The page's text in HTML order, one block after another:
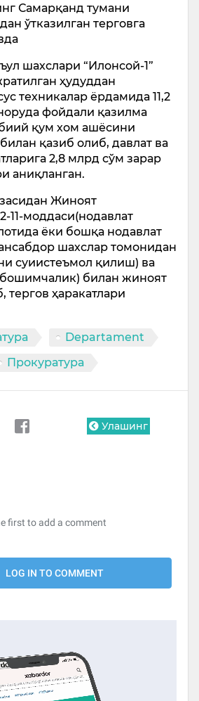
Самарқанд тумани
ўтказилган терговга
шахслари “Илонсой-1”
ҳудуддан
техникалар ёрдамида 11,2
фойдали қазилма
қум хом ашёсини
қазиб олиб, давлат ва
2,8 млрд сўм зарар
аниқланган.
Жиноят
11-моддаси(нодавлат
ёки бошқа нодавлат
шахслар томонидан
суиистеъмол қилиш) ва
билан жиноят
тергов ҳаракатлари
Departament
Прокуратура
Улашинг